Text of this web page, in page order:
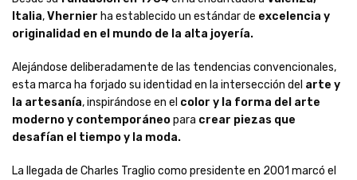
Italia,Vhernier ha establecido un estándar de excelencia y
originalidad en el mundo de la alta joyería.
Alejándose deliberadamente de las tendencias convencionales,
esta marca ha forjado su identidad en la intersección del arte y
la artesanía, inspirándose en el color y la forma del arte
modernoy contemporáneopara crear piezas que
desafían el tiempo y la moda.
La llegada de Charles Traglio como presidente en 2001 marcó el